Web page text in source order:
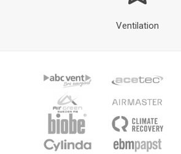
Ventilation